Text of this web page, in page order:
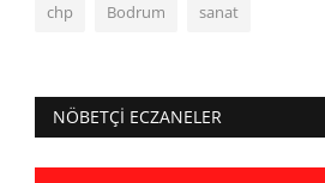
chp Bodrum sanat
NÖBETÇI ECZANELER